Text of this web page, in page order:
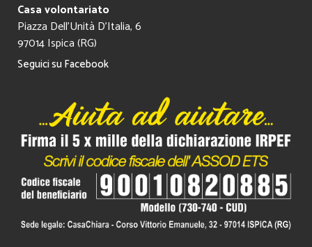
Casa volontariato
Piazza Dell’Unità D’Italia, 6
97014 Ispica (RG)
Seguici su Facebook